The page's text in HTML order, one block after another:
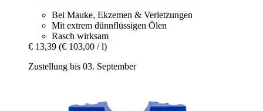
Bei Mauke, Ekzemen & Verletzungen
Mit extrem dünnflüssigen Ölen
Rasch wirksam
€ 13,39 (€ 103,00 / l)
Zustellung bis 03. September